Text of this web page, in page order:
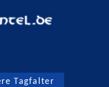
Tagfalter